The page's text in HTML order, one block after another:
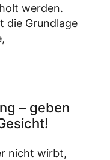
werden.
die Grundlage
– geben
nicht wirbt,